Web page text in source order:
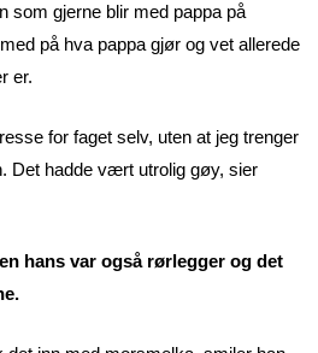
som gjerne blir med pappa på
på hva pappa gjør og vet allerede
er.
for faget selv, uten at jeg trenger
Det hadde vært utrolig gøy, sier
hans var også rørlegger og det